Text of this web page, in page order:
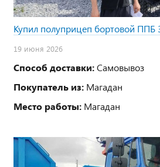
Купил полуприцеп бортовой ППБ
19 июня 2026
Способ доставки:Самовывоз
Покупатель из: Магадан
Место работы: Магадан